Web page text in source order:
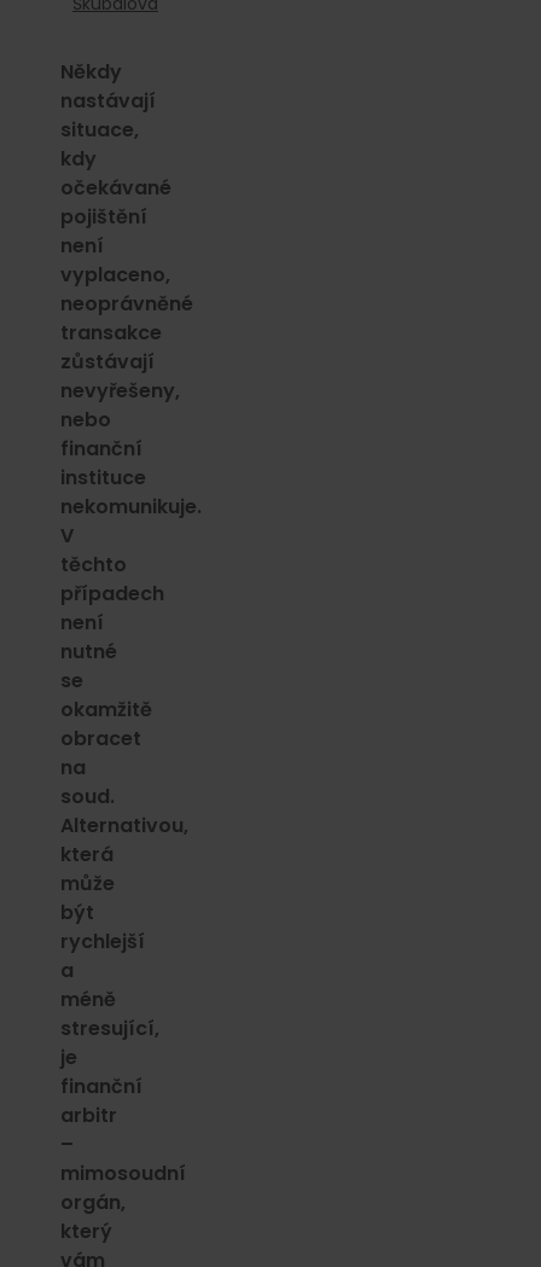
Někdy
nastávají
situace,
kdy
očekávané
pojištění
není
vyplaceno,
neoprávněné
transakce
zůstávají
nevyřešeny,
nebo
finanční
instituce
nekomunikuje.
V
těchto
případech
není
nutné
se
okamžitě
obracet
na
soud.
Alternativou,
která
může
být
rychlejší
a
méně
stresující,
je
finanční
arbitr
–
mimosoudní
orgán,
který
vám